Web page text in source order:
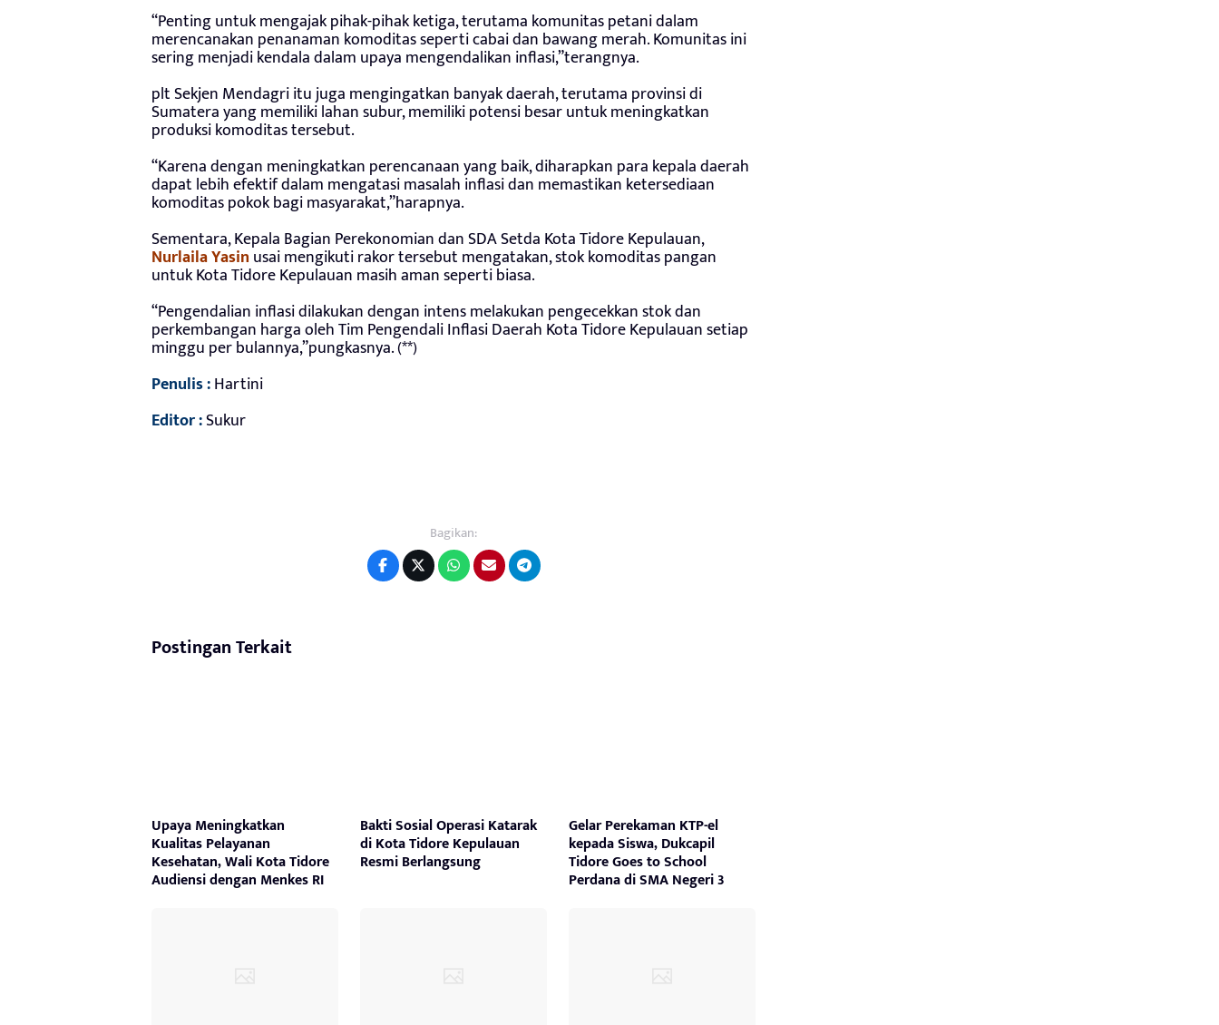
“Penting untuk mengajak pihak-pihak ketiga, terutama komunitas petani dalam
merencanakan penanaman komoditas seperti cabai dan bawang merah. Komunitas ini
sering menjadi kendala dalam upaya mengendalikan inflasi,”terangnya.
plt Sekjen Mendagri itu juga mengingatkan banyak daerah, terutama provinsi di
Sumatera yang memiliki lahan subur, memiliki potensi besar untuk meningkatkan
produksi komoditas tersebut.
“Karena dengan meningkatkan perencanaan yang baik, diharapkan para kepala daerah
dapat lebih efektif dalam mengatasi masalah inflasi dan memastikan ketersediaan
komoditas pokok bagi masyarakat,”harapnya.
Sementara, Kepala Bagian Perekonomian dan SDA Setda Kota Tidore Kepulauan,
Nurlaila Yasin usai mengikuti rakor tersebut mengatakan, stok komoditas pangan
untuk Kota Tidore Kepulauan masih aman seperti biasa.
“Pengendalian inflasi dilakukan dengan intens melakukan pengecekkan stok dan
perkembangan harga oleh Tim Pengendali Inflasi Daerah Kota Tidore Kepulauan setiap
minggu per bulannya,”pungkasnya. (**)
Penulis :Hartini
Editor :Sukur
Bagikan:
Postingan Terkait
Upaya Meningkatkan
Kualitas Pelayanan
Kesehatan, Wali Kota Tidore
Audiensi dengan Menkes RI
Bakti Sosial Operasi Katarak
di Kota Tidore Kepulauan
Resmi Berlangsung
Gelar Perekaman KTP-el
kepada Siswa, Dukcapil
Tidore Goes to School
Perdana di SMA Negeri 3